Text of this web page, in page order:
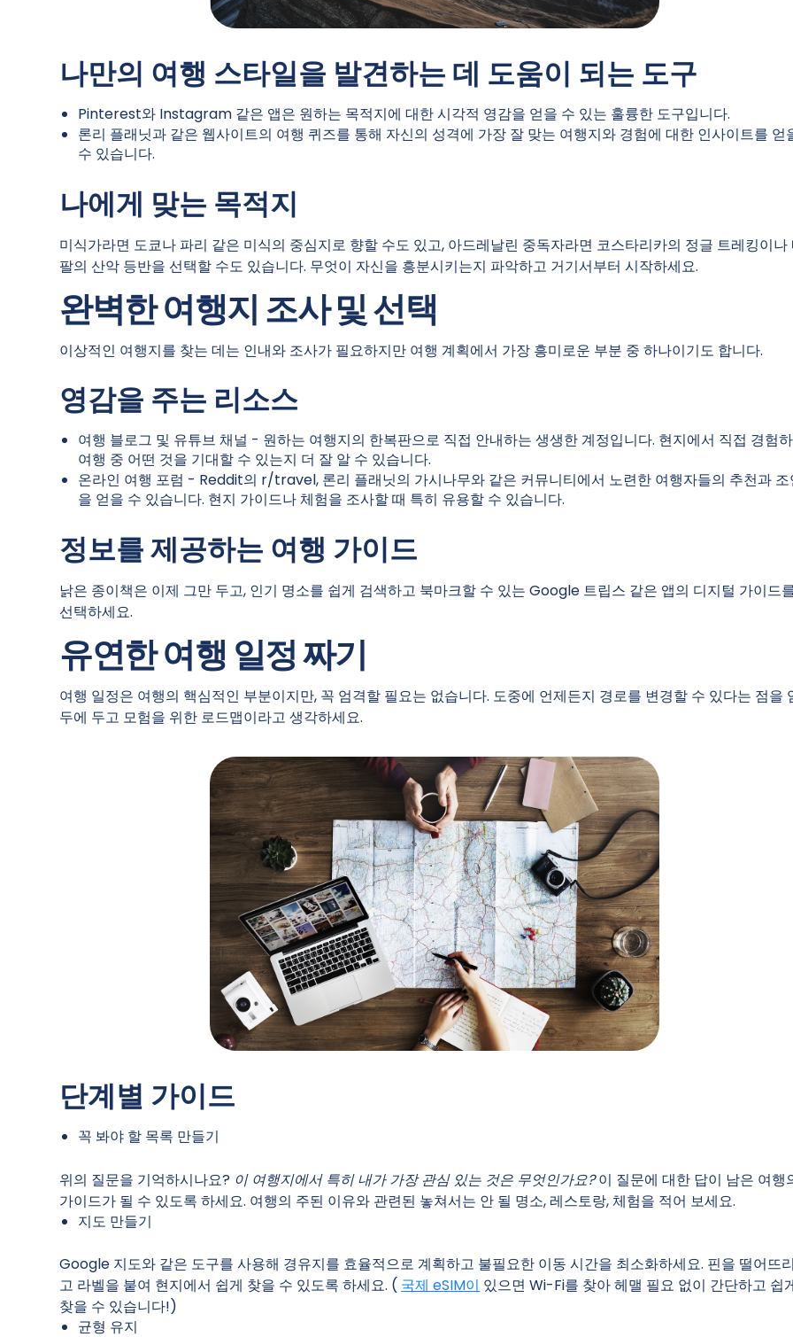
나만의 여행 스타일을 발견하는 데 도움이 되는 도구
Pinterest와 Instagram 같은 앱은 원하는 목적지에 대한 시각적 영감을 얻을 수 있는 훌륭한 도구입니다.
론리 플래닛과 같은 웹사이트의 여행 퀴즈를 통해 자신의 성격에 가장 잘 맞는 여행지와 경험에 대한 인사이트를 얻
수 있습니다.
나에게 맞는 목적지
미식가라면 도쿄나 파리 같은 미식의 중심지로 향할 수도 있고, 아드레날린 중독자라면 코스타리카의 정글 트레킹이나
팔의 산악 등반을 선택할 수도 있습니다. 무엇이 자신을 흥분시키는지 파악하고 거기서부터 시작하세요.
완벽한 여행지 조사 및 선택
이상적인 여행지를 찾는 데는 인내와 조사가 필요하지만 여행 계획에서 가장 흥미로운 부분 중 하나이기도 합니다.
영감을 주는 리소스
여행 블로그 및 유튜브 채널 - 원하는 여행지의 한복판으로 직접 안내하는 생생한 계정입니다. 현지에서 직접 경험
여행 중 어떤 것을 기대할 수 있는지 더 잘 알 수 있습니다.
온라인 여행 포럼 - Reddit의 r/travel, 론리 플래닛의 가시나무와 같은 커뮤니티에서 노련한 여행자들의 추천과 조
을 얻을 수 있습니다. 현지 가이드나 체험을 조사할 때 특히 유용할 수 있습니다.
정보를 제공하는 여행 가이드
낡은 종이책은 이제 그만 두고, 인기 명소를 쉽게 검색하고 북마크할 수 있는 Google 트립스 같은 앱의 디지털 가이드
선택하세요.
유연한 여행 일정 짜기
여행 일정은 여행의 핵심적인 부분이지만, 꼭 엄격할 필요는 없습니다. 도중에 언제든지 경로를 변경할 수 있다는 점을
두에 두고 모험을 위한 로드맵이라고 생각하세요.
단계별 가이드
꼭 봐야 할 목록 만들기
위의 질문을 기억하시나요? 이 여행지에서 특히 내가 가장 관심 있는 것은 무엇인가요?이 질문에 대한 답이 남은 여행
가이드가 될 수 있도록 하세요. 여행의 주된 이유와 관련된 놓쳐서는 안 될 명소, 레스토랑, 체험을 적어 보세요.
지도 만들기
Google 지도와 같은 도구를 사용해 경유지를 효율적으로 계획하고 불필요한 이동 시간을 최소화하세요. 핀을 떨어뜨
고 라벨을 붙여 현지에서 쉽게 찾을 수 있도록 하세요. ( 국제 eSIM이 있으면 Wi-Fi를 찾아 헤맬 필요 없이 간단하고 쉽
찾을 수 있습니다!)
균형 유지